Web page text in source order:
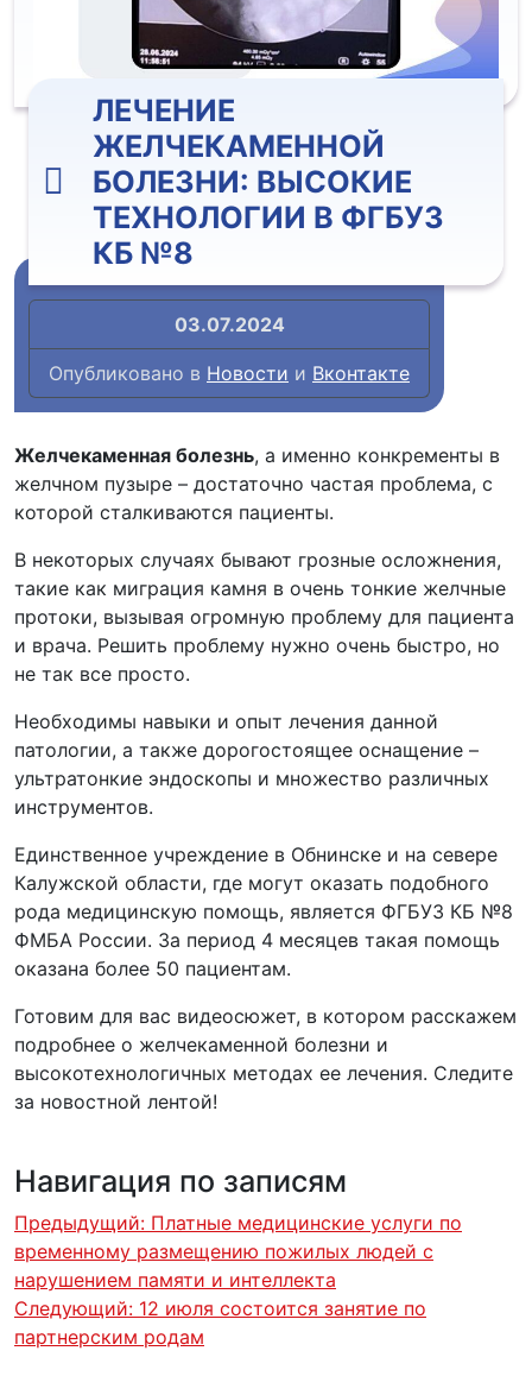
ЛЕЧЕНИЕ
ЖЕЛЧЕКАМЕННОЙ
БОЛЕЗНИ: ВЫСОКИЕ
ТЕХНОЛОГИИ В ФГБУЗ
КБ №8
03.07.2024
Опубликовано в Новости и Вконтакте
Желчекаменная болезнь, а именно конкременты в
желчном пузыре – достаточно частая проблема, с
которой сталкиваются пациенты.
В некоторых случаях бывают грозные осложнения,
такие как миграция камня в очень тонкие желчные
протоки, вызывая огромную проблему для пациента
и врача. Решить проблему нужно очень быстро, но
не так все просто.
Необходимы навыки и опыт лечения данной
патологии, а также дорогостоящее оснащение –
ультратонкие эндоскопы и множество различных
инструментов.
Единственное учреждение в Обнинске и на севере
Калужской области, где могут оказать подобного
рода медицинскую помощь, является ФГБУЗ КБ №8
ФМБА России. За период 4 месяцев такая помощь
оказана более 50 пациентам.
Готовим для вас видеосюжет, в котором расскажем
подробнее о желчекаменной болезни и
высокотехнологичных методах ее лечения. Следите
за новостной лентой!
Навигация по записям
Предыдущий: Платные медицинские услуги по
временному размещению пожилых людей с
нарушением памяти и интеллекта
Следующий: 12 июля состоится занятие по
партнерским родам